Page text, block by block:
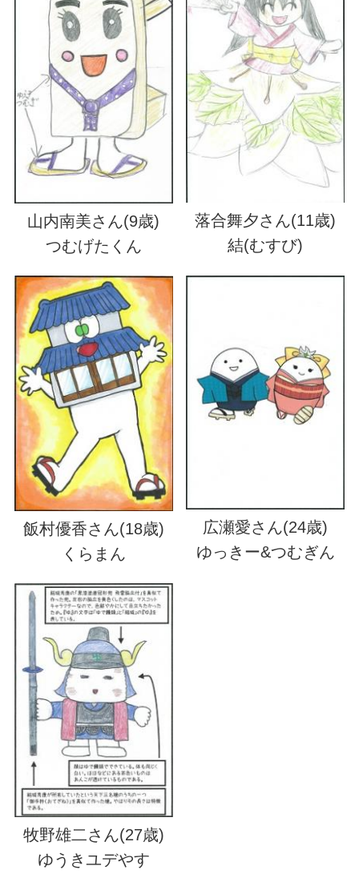
山内南美さん(9歳)
つむげたくん
落合舞夕さん(11歳)
結(むすび)
飯村優香さん(18歳)
くらまん
広瀬愛さん(24歳)
ゆっきー&つむぎん
牧野雄二さん(27歳)
ゆうきユデやす